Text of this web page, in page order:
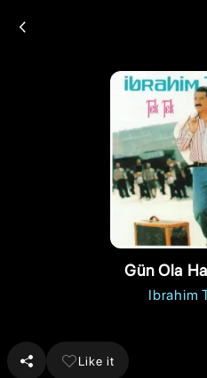
Gün Ola
Ibrahim
Like it